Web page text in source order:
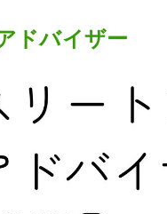
ドバイザー